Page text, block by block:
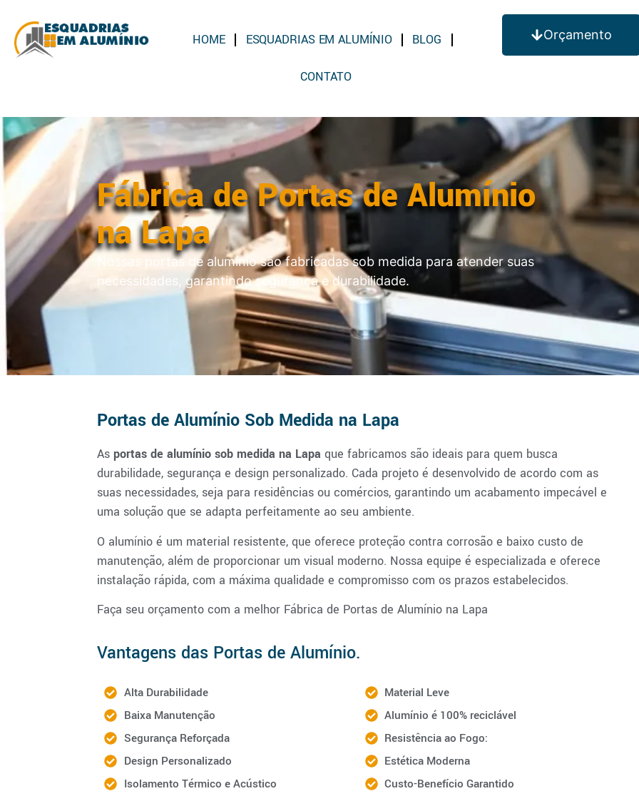
HOME ESQUADRIAS EM ALUMÍNIO BLOG
CONTATO
Orçamento
Fábrica de Portas de Alumínio
na Lapa
Nossas portas de alumínio são fabricadas sob medida para atender suas
necessidades, garantindo segurança e durabilidade.
Portas de Alumínio Sob Medida na Lapa
As portas de alumínio sob medida na Lapa que fabricamos são ideais para quem busca
durabilidade, segurança e design personalizado. Cada projeto é desenvolvido de acordo com as
suas necessidades, seja para residências ou comércios, garantindo um acabamento impecável e
uma solução que se adapta perfeitamente ao seu ambiente.
O alumínio é um material resistente, que oferece proteção contra corrosão e baixo custo de
manutenção, além de proporcionar um visual moderno. Nossa equipe é especializada e oferece
instalação rápida, com a máxima qualidade e compromisso com os prazos estabelecidos.
Faça seu orçamento com a melhor Fábrica de Portas de Alumínio na Lapa
Vantagens das Portas de Alumínio.
Alta Durabilidade
Baixa Manutenção
Segurança Reforçada
Design Personalizado
Isolamento Térmico e Acústico
Material Leve
Alumínio é 100% reciclável
Resistência ao Fogo:
Estética Moderna
Custo-Benefício Garantido